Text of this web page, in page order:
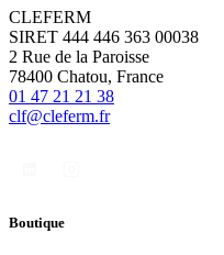
CLEFERM
SIRET 444 446 363 00038
2 Rue de la Paroisse
78400 Chatou, France
01 47 21 21 38
clf@cleferm.fr
Boutique